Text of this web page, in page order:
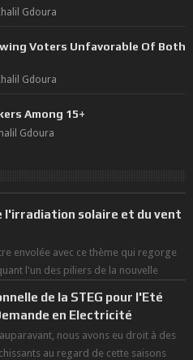
Gdoura
Voters Unfavorable Of Both
Gdoura
Among 15+
Gdoura
l'irradiation solaire et du vent
envolée avec ce thème qui regorge
l'un des piliers de la nouvelle
de la STEG pour l'Eté
en Electricité
nous avons eu droit à des
au regard de cette saisons